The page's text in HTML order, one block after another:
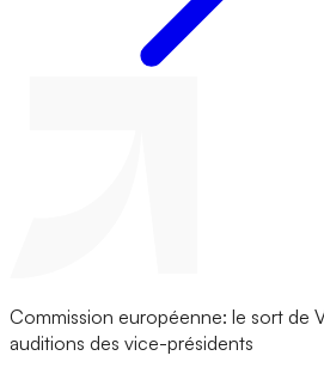
Commission européenne: le sort de
auditions des vice-présidents